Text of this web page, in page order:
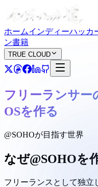
ホームインディーハッカ
ン書籍
TRUE CLOUD
フリーランサー
OSを作る
@SOHOが目指す世界
なぜ@SOHOを
フリーランスとして独立